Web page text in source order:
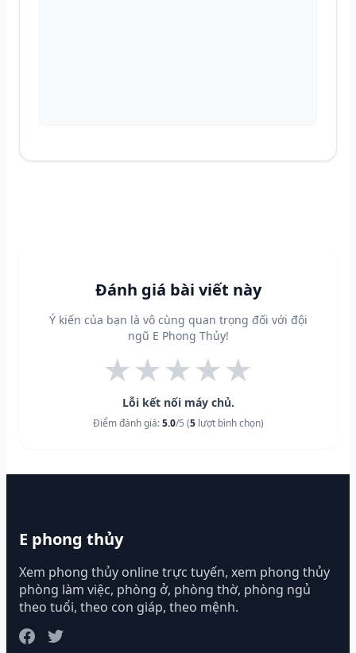
Đánh giá bài viết này
Ý kiến của bạn là vô cùng quan trọng đối với đội
ngũ E Phong Thủy!
★★★★★
Lỗi kết nối máy chủ.
Điểm đánh giá:5.0/5 (5lượt bình chọn)
E phong thủy
Xem phong thủy online trực tuyến, xem phong thủy
phòng làm việc, phòng ở, phòng thờ, phòng ngủ
theo tuổi, theo con giáp, theo mệnh.